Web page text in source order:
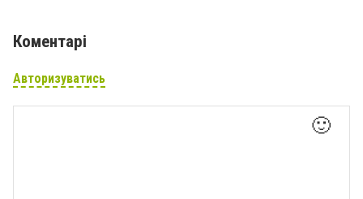
Коментарі
Авторизуватись
🙂